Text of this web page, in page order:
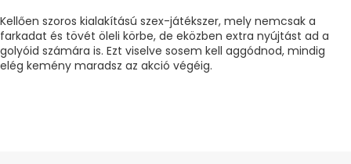
Kellően szoros kialakítású szex-játékszer, mely nemcsak a
farkadat és tövét öleli körbe, de eközben extra nyújtást ad a
golyóid számára is. Ezt viselve sosem kell aggódnod, mindig
elég kemény maradsz az akció végéig.